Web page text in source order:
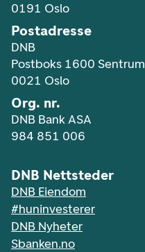
0191 Oslo
Postadresse
DNB
Postboks 1600 Sentrum
0021 Oslo
Org. nr.
DNB Bank ASA
984 851 006
DNB Nettsteder
DNB Eiendom
#huninvesterer
DNB Nyheter
Sbanken.no